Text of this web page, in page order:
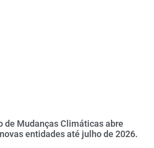
de Mudanças Climáticas abre
entidades até julho de 2026.